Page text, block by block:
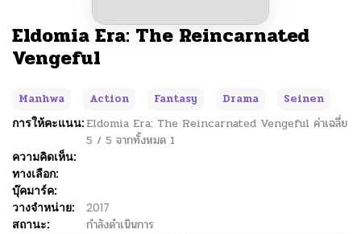
Eldomia Era: The Reincarnated
Vengeful
Manhwa Action Fantasy Drama
Seinen
การให้คะแนน:Eldomia Era: The Reincarnated Vengeful ค่าเฉลี่ย
5 / 5 จากทั้งหมด 1
ความคิดเห็น:
ทางเลือก:
บุ๊คมาร์ค:
วางจำหน่าย:
2017
สถานะ:
กำลังดำเนินการ